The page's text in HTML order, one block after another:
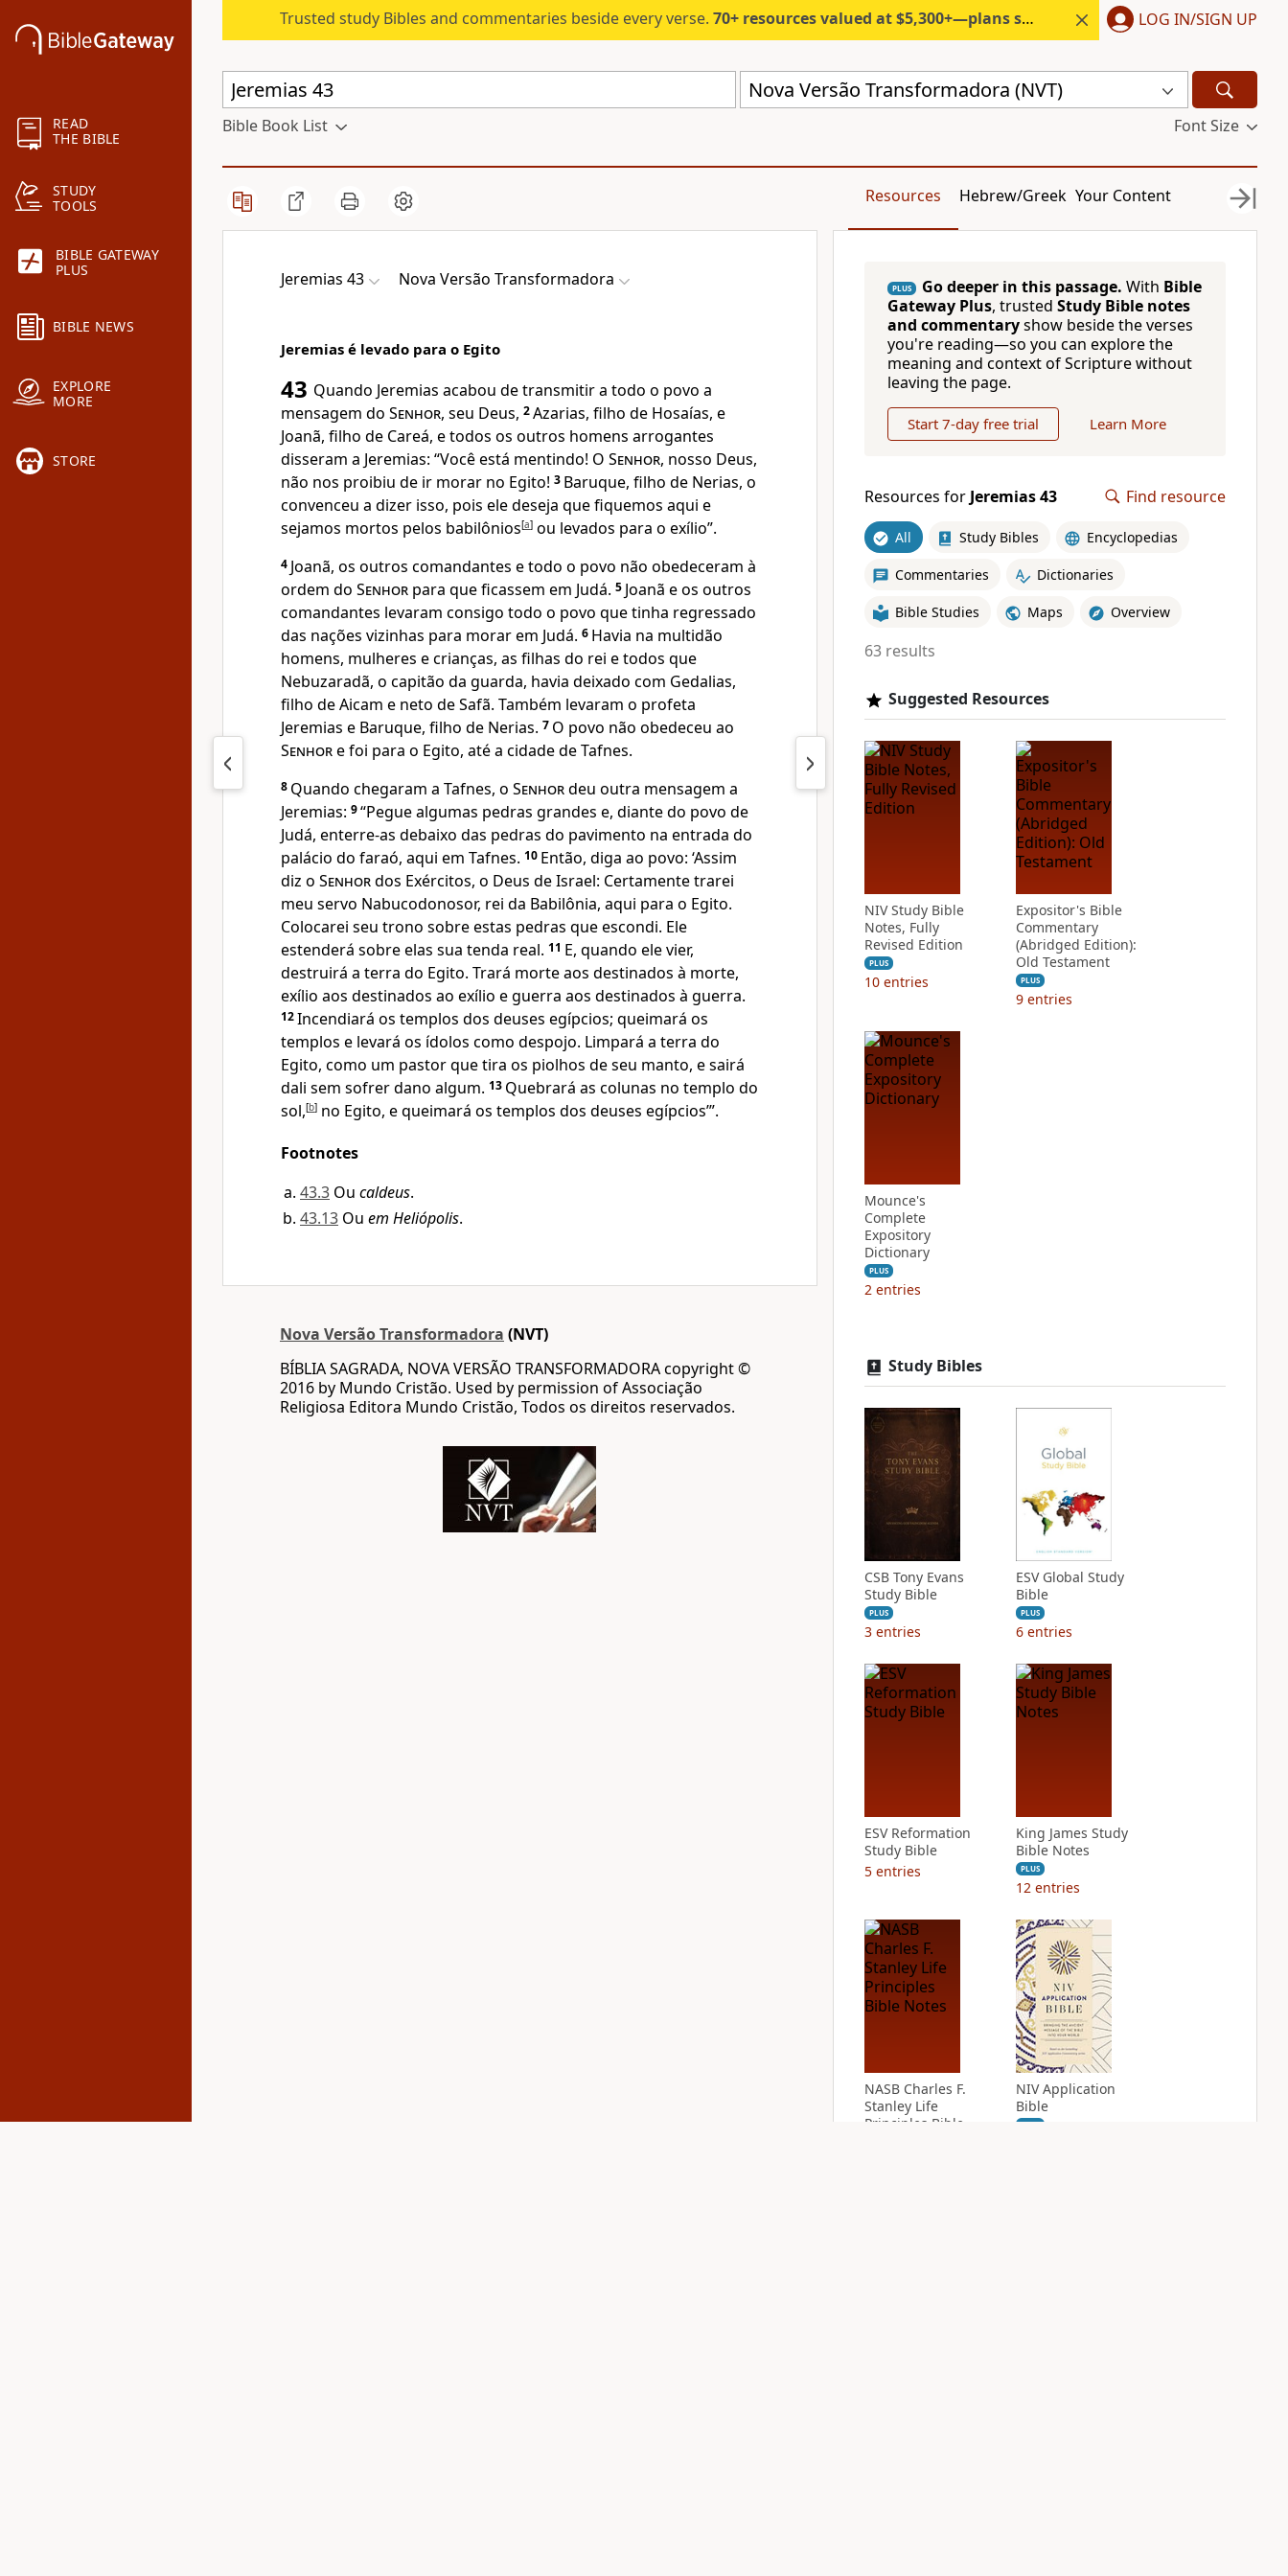
READ
THE BIBLE
STUDY
TOOLS
BIBLE GATEWAY
PLUS
BIBLE NEWS
EXPLORE
MORE
STORE
Trusted study Bibles and commentaries beside every verse. 70+ resources valued at $5,300+—plans start under $6/month. LOG IN/SIGN UP
Nova Versão Transformadora (NVT)
Bible Book List Font Size
Resources Hebrew/Greek Your Content
Jeremias 43 Nova Versão Transformadora
Jeremias é levado para o Egito
43 Quando Jeremias acabou de transmitir a todo o povo a
mensagem do Senhor, seu Deus, 2Azarias, filho de Hosaías, e
Joanã, filho de Careá, e todos os outros homens arrogantes
disseram a Jeremias: “Você está mentindo! O Senhor, nosso Deus,
não nos proibiu de ir morar no Egito! 3 Baruque, filho de Nerias, o
convenceu a dizer isso, pois ele deseja que fiquemos aqui e
sejamos mortos pelos babilônios[a] ou levados para o exílio”.
4 Joanã, os outros comandantes e todo o povo não obedeceram à
ordem do Senhor para que ficassem em Judá. 5 Joanã e os outros
comandantes levaram consigo todo o povo que tinha regressado
das nações vizinhas para morar em Judá. 6 Havia na multidão
homens, mulheres e crianças, as filhas do rei e todos que
Nebuzaradã, o capitão da guarda, havia deixado com Gedalias,
filho de Aicam e neto de Safã. Também levaram o profeta
Jeremias e Baruque, filho de Nerias. 7 O povo não obedeceu ao
Senhore foi para o Egito, até a cidade de Tafnes.
8 Quando chegaram a Tafnes, o Senhordeu outra mensagem a
Jeremias: 9“Pegue algumas pedras grandes e, diante do povo de
Judá, enterre-as debaixo das pedras do pavimento na entrada do
palácio do faraó, aqui em Tafnes. 10 Então, diga ao povo: ‘Assim
diz o Senhordos Exércitos, o Deus de Israel: Certamente trarei
meu servo Nabucodonosor, rei da Babilônia, aqui para o Egito.
Colocarei seu trono sobre estas pedras que escondi. Ele
estenderá sobre elas sua tenda real. 11 E, quando ele vier,
destruirá a terra do Egito. Trará morte aos destinados à morte,
exílio aos destinados ao exílio e guerra aos destinados à guerra.
12Incendiará os templos dos deuses egípcios; queimará os
templos e levará os ídolos como despojo. Limpará a terra do
Egito, como um pastor que tira os piolhos de seu manto, e sairá
dali sem sofrer dano algum. 13 Quebrará as colunas no templo do
sol,[b] no Egito, e queimará os templos dos deuses egípcios’”.
Footnotes
43.3 Ou caldeus.
43.13 Ou em Heliópolis.
Nova Versão Transformadora (NVT)
BÍBLIA SAGRADA, NOVA VERSÃO TRANSFORMADORA copyright ©
2016 by Mundo Cristão. Used by permission of Associação
Religiosa Editora Mundo Cristão, Todos os direitos reservados.
PLUS Go deeper in this passage. With Bible
Gateway Plus, trusted Study Bible notes
and commentaryshow beside the verses
you're reading—so you can explore the
meaning and context of Scripture without
leaving the page.
Start 7-day free trial Learn More
Resources for Jeremias 43 Find resource
All Study Bibles Encyclopedias
Commentaries Dictionaries
Bible Studies Maps Overview
63 results
Suggested Resources
NIV Study Bible
Notes, Fully
Revised Edition
PLUS
10 entries
Expositor's Bible
Commentary
(Abridged Edition):
Old Testament
PLUS
9 entries
Mounce's
Complete
Expository
Dictionary
PLUS
2 entries
Study Bibles
CSB Tony Evans
Study Bible
PLUS
3 entries
ESV Global Study
Bible
PLUS
6 entries
ESV Reformation
Study Bible
5 entries
King James Study
Bible Notes
PLUS
12 entries
NASB Charles F.
Stanley Life
Principles Bible
NIV Application
Bible
PLUS